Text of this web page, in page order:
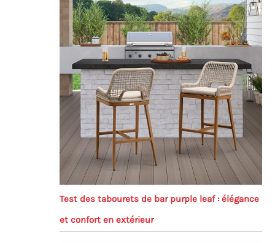
Test des tabourets de bar purple leaf : élégance
et confort en extérieur